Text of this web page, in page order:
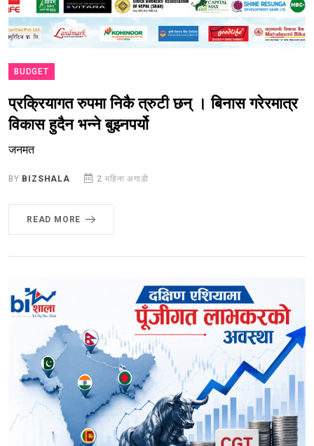
BUDGET
प्रक्रियागत रुपमा निकै त्रुटी छन् । बिनास गरेरमात्र
विकास हुदैन भन्ने बुझ्नपर्यो
जनमत
BY BIZSHALA 2 महिना अगाडी
READ MORE